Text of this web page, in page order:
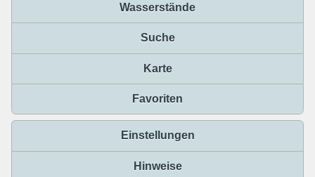
Wasserstände
Suche
Karte
Favoriten
Einstellungen
Hinweise